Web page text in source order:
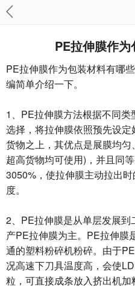
PE拉伸膜作
PE拉伸膜作为包装材料有哪
编简单介绍一下。
1、PE拉伸膜方法根据不同
选择，将拉伸膜依照预先设
货物之上，其优点是展膜均匀
超高货物均可使用)，并且同
3050%，使拉伸膜主动拉出
度。
2、PE拉伸膜是从单层发展
产PE拉伸膜为主。PE拉伸膜
通的塑料粉碎机粉碎。由于
况高速下刀具温度高，会使
粒，可直接成条放入挤出机